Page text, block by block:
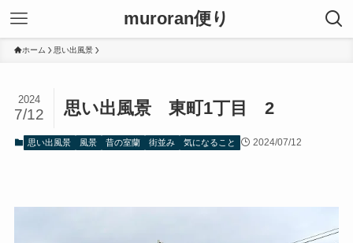
muroran便り
ホーム 思い出風景
思い出風景 東町1丁目 2
2024
7/12
思い出風景 風景 昔の室蘭 街並み 気になること 2024/07/12